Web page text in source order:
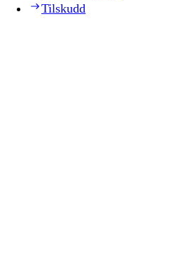
Tilskudd